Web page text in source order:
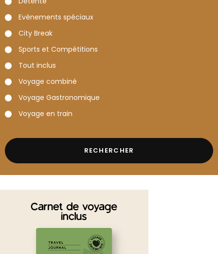
Evènements spéciaux
City Break
Sports et Compétitions
Tout inclus
Voyage combiné
Voyage Gastronomique
Voyage en train